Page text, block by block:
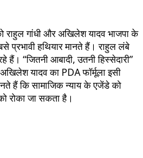
गांधी और अखिलेश यादव भाजपा के
प्रभावी हथियार मानते हैं। राहुल लंबे
“जितनी आबादी, उतनी हिस्सेदारी”
अखिलेश यादव का PDA फॉर्मूला इसी
हैं कि सामाजिक न्याय के एजेंडे को
रोका जा सकता है।